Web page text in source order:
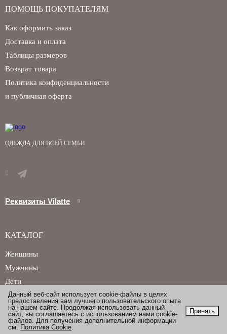
ОДЕЖДА ДЛЯ ВСЕЙ СЕМЬИ
Реквизиты Vilatte
ПОМОЩЬ ПОКУПАТЕЛЯМ
Как оформить заказ
Доставка и оплата
Таблицы размеров
Возврат товара
Политика конфиденциальности
и публичная оферта
КАТАЛОГ
Женщины
Мужчины
Дети
Данный веб-сайт использует cookie-файлы в целях
предоставления вам лучшего пользовательского опыта
на нашем сайте. Продолжая использовать данный
сайт, вы соглашаетесь с использованием нами cookie-
файлов. Для получения дополнительной информации
см. Политика Cookie.
Принять